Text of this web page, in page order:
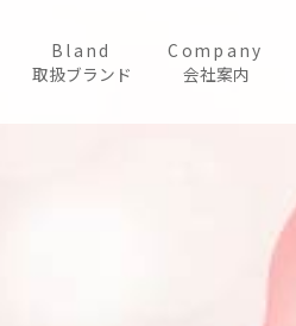
Bland
取扱ブランド
Company
会社案内